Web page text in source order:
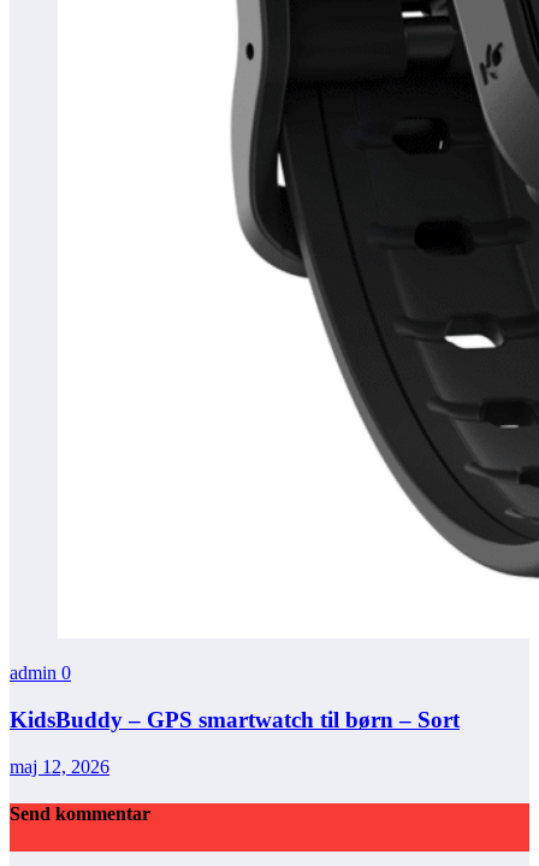
admin 0
KidsBuddy – GPS smartwatch til børn – Sort
maj 12, 2026
Send kommentar